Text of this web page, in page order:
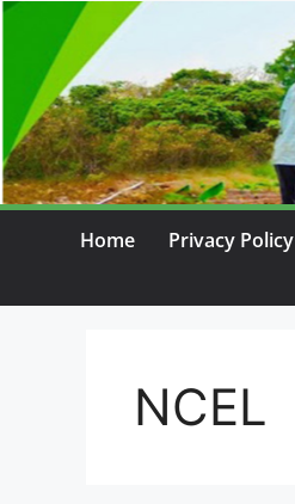
Home Privacy Policy
NCEL